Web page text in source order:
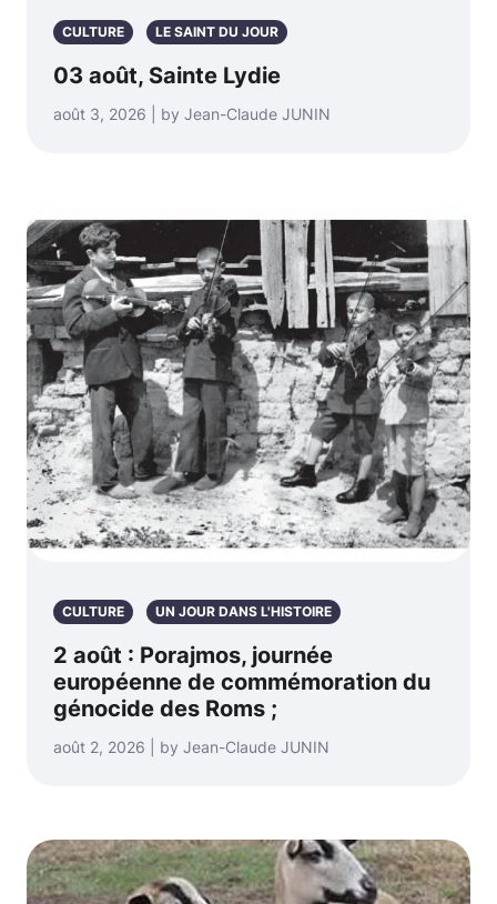
CULTURE LE SAINT DU JOUR
03 août, Sainte Lydie
août 3, 2026 | by Jean-Claude JUNIN
CULTURE UN JOUR DANS L'HISTOIRE
2 août : Porajmos, journée
européenne de commémoration du
génocide des Roms ;
août 2, 2026 | by Jean-Claude JUNIN